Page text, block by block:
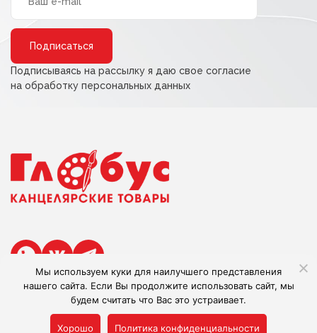
Подписываясь на рассылку я даю свое согласие
на обработку персональных данных
Сделано в Adlibis
Мы используем куки для наилучшего представления
нашего сайта. Если Вы продолжите использовать сайт, мы
будем считать что Вас это устраивает.
Хорошо Политика конфиденциальности